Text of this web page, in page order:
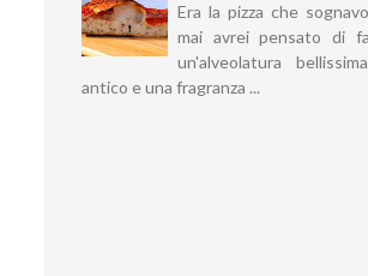
Era la pizza che
mai avrei pensato di
un'alveolatura
antico e una fragranza ...